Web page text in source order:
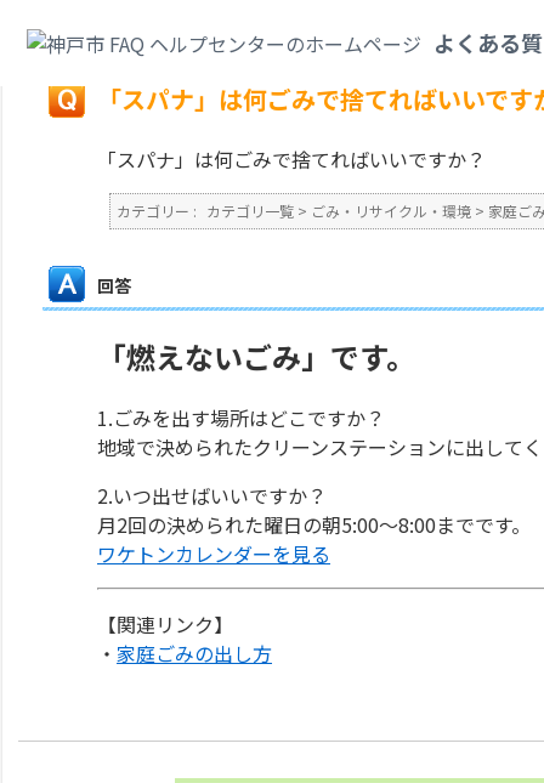
よくある
戻る
「スパナ」は何ごみで捨てればいいです
「スパナ」は何ごみで捨てればいいですか？
カテゴリー : カテゴリ一覧 > ごみ・リサイクル・環境 > 家庭ご
回答
「燃えないごみ」です。
1.ごみを出す場所はどこですか？
地域で決められたクリーンステーションに出して
2.いつ出せばいいですか？
月2回の決められた曜日の朝5:00～8:00までです。
ワケトンカレンダーを見る
【関連リンク】
・ 家庭ごみの出し方